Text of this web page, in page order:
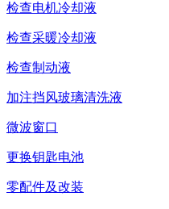
检查电机冷却液
检查采暖冷却液
检查制动液
加注挡风玻璃清洗液
微波窗口
更换钥匙电池
零配件及改装